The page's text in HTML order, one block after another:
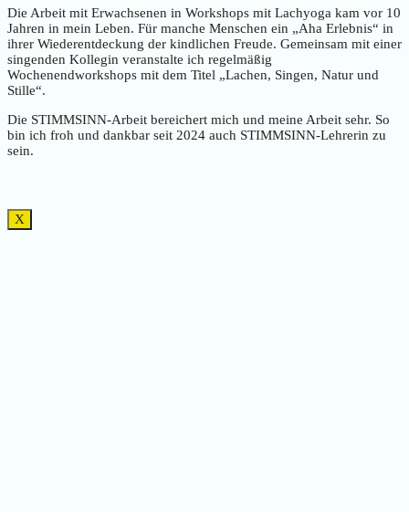
Die Arbeit mit Erwachsenen in Workshops mit Lachyoga kam vor 10
Jahren in mein Leben. Für manche Menschen ein „Aha Erlebnis“ in
ihrer Wiederentdeckung der kindlichen Freude. Gemeinsam mit einer
singenden Kollegin veranstalte ich regelmäßig
Wochenendworkshops mit dem Titel „Lachen, Singen, Natur und
Stille“.
Die STIMMSINN-Arbeit bereichert mich und meine Arbeit sehr. So
bin ich froh und dankbar seit 2024 auch STIMMSINN-Lehrerin zu
sein.
X